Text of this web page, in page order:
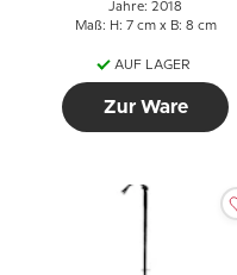
Jahre: 2018
Maß: H: 7 cm x B: 8 cm
AUF LAGER
Zur Ware